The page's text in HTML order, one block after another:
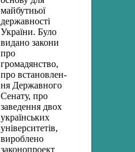
майбутньої
державно­сті
України. Було
видано закони
про
громадянство,
про встановлен­
ня Державного
Сенату, про
заведення двох
українських
універси­тетів,
вироблено
законопроект